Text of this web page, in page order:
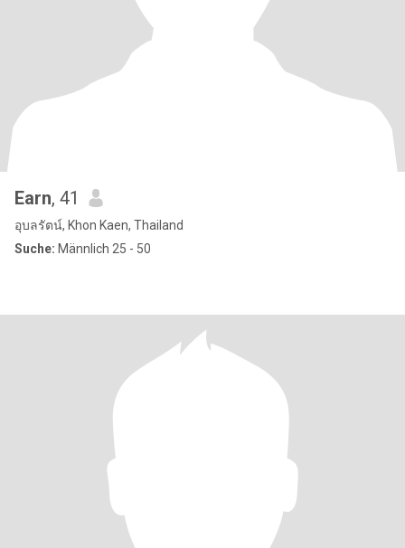
Earn, 41
อุบลรัตน์, Khon Kaen, Thailand
Suche: Männlich 25 - 50